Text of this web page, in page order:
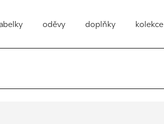
oděvy doplňky kolekce